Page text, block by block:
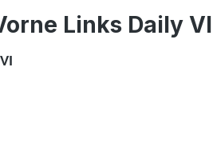
Links Daily